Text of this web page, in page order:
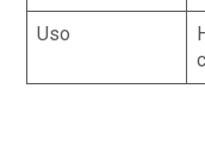
Uso